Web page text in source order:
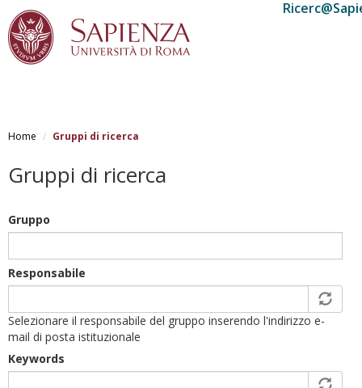
al
principale
Home Gruppi di ricerca
Gruppi di ricerca
Gruppo
Responsabile
Selezionare il responsabile del gruppo inserendo l'indirizzo e-
mail di posta istituzionale
Keywords